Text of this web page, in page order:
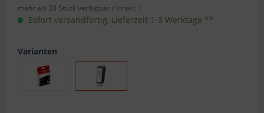
mehr als 20 Stück verfügbar / Inhalt: 1
Sofort versandfertig, Lieferzeit 1-3 Werktage **
Varianten